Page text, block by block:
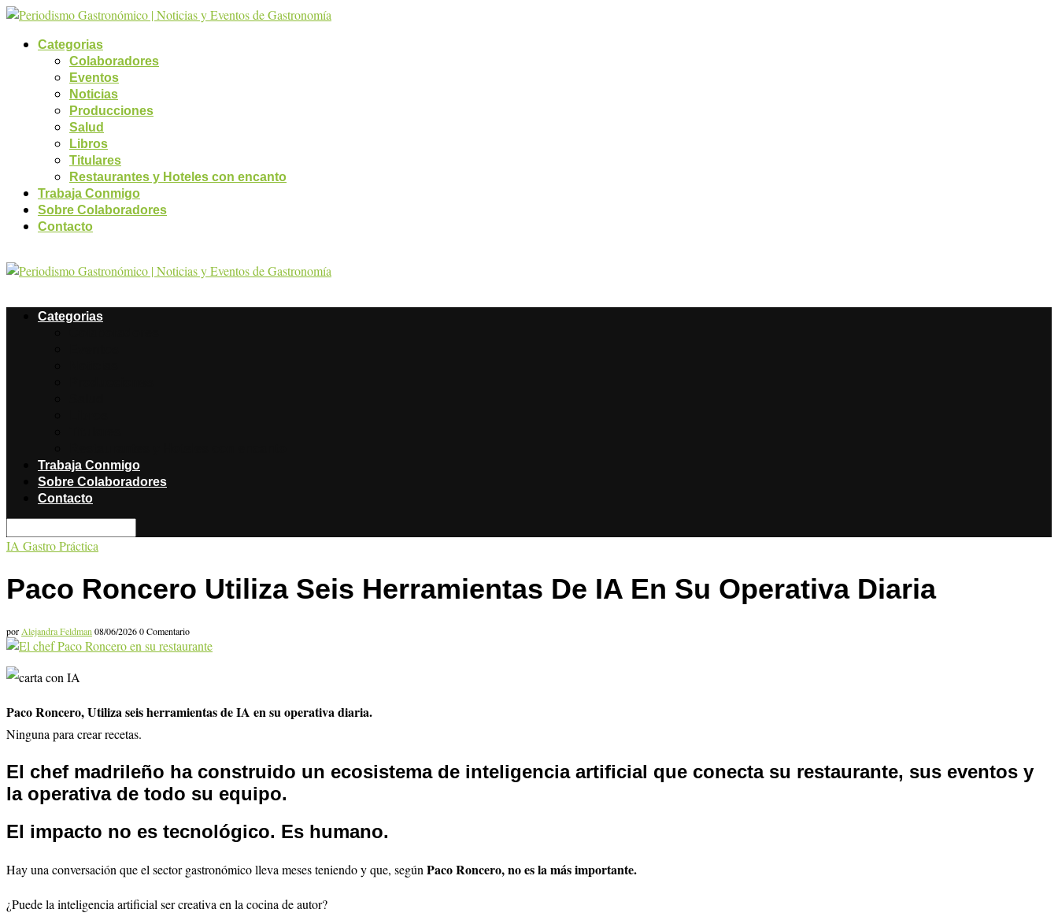
Categorias
Colaboradores
Eventos
Noticias
Producciones
Salud
Libros
Titulares
Restaurantes y Hoteles con encanto
Trabaja Conmigo
Sobre Colaboradores
Contacto
Categorias
Trabaja Conmigo
Sobre Colaboradores
Contacto
IA Gastro Práctica
Paco Roncero Utiliza Seis Herramientas De IA En Su Operativa Diaria
porAlejandra Feldman08/06/20260 Comentario
Paco Roncero, Utiliza seis herramientas de IA en su operativa diaria.
Ninguna para crear recetas.
El chef madrileño ha construido un ecosistema de inteligencia artificial que conecta su restaurante, sus eventos y
la operativa de todo su equipo.
El impacto no es tecnológico. Es humano.
Hay una conversación que el sector gastronómico lleva meses teniendo y que, según Paco Roncero, no es la más importante.
¿Puede la inteligencia artificial ser creativa en la cocina de autor?